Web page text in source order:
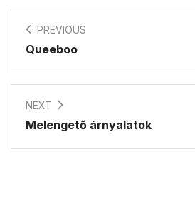
PREVIOUS
Queeboo
NEXT
Melengető árnyalatok